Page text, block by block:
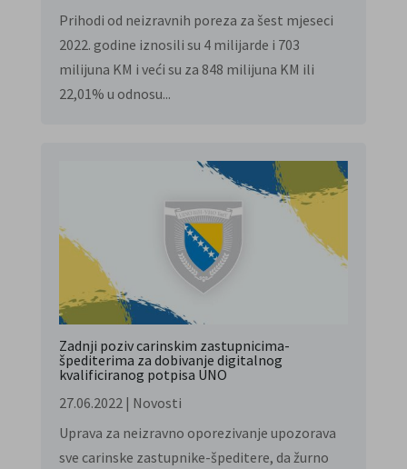
Prihodi od neizravnih poreza za šest mjeseci
2022. godine iznosili su 4 milijarde i 703
milijuna KM i veći su za 848 milijuna KM ili
22,01% u odnosu...
Zadnji poziv carinskim zastupnicima-
špediterima za dobivanje digitalnog
kvalificiranog potpisa UNO
27.06.2022 | Novosti
Uprava za neizravno oporezivanje upozorava
sve carinske zastupnike-špeditere, da žurno